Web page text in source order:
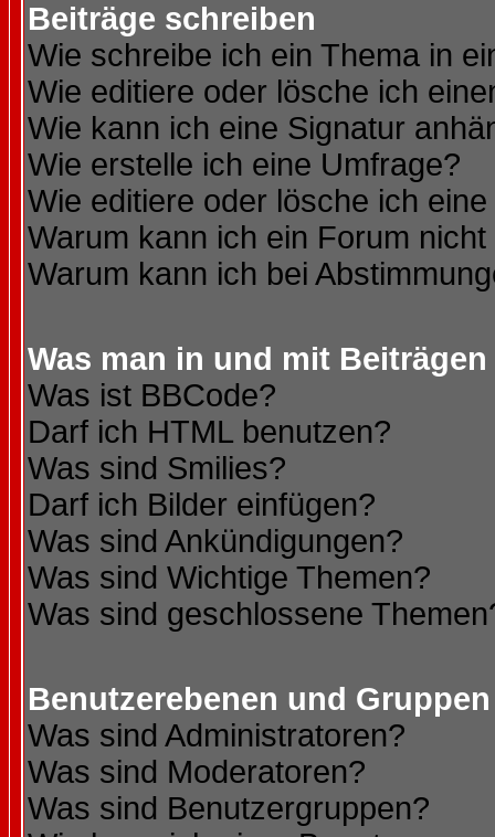
Beiträge schreiben
Wie schreibe ich ein Thema in
Wie editiere oder lösche ich
Wie kann ich eine Signatur
Wie erstelle ich eine Umfrage?
Wie editiere oder lösche ich
Warum kann ich ein Forum
Warum kann ich bei
Was man in und mit
Was ist BBCode?
Darf ich HTML benutzen?
Was sind Smilies?
Darf ich Bilder einfügen?
Was sind Ankündigungen?
Was sind Wichtige Themen?
Was sind geschlossene
Benutzerebenen und Gruppen
Was sind Administratoren?
Was sind Moderatoren?
Was sind Benutzergruppen?